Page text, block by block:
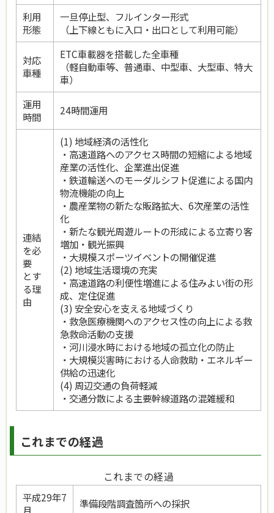
利用
形態
一旦停止型、フルインター形式
（上下線ともに入口・出口として利用可能）
対応
車種
ETC車載器を搭載した全車種
（軽自動車等、普通車、中型車、大型車、特大
車）
運用
時間
24時間運用
連結
を必
要
とす
る理
由
(1) 地域経済の活性化
・高速道路へのアクセス時間の短縮による地域
産業の活性化、企業進出促進
・鉄道輸送へのモーダルシフト促進による国内
物流機能の向上
・農産業物の新たな販路拡大、6次産業の活性
化
・新たな観光周遊ルートの形成による立寄り客
増加・観光振興
・大規模スポーツイベントの開催促進
(2) 地域生活環境の充実
・高速道路の利便性増進による住みよい街の形
成、定住促進
(3) 安全安心を支える地域づくり
・救急医療機関へのアクセス性の向上による救
急救命活動の支援
・河川浸水時における地域の孤立化の防止
・大規模災害時における人命救助・エネルギー
供給の迅速化
(4) 周辺交通の負荷軽減
・交通分散による主要幹線道路の混雑緩和
これまでの経過
これまでの経過
平成29年7
月
準備段階調査箇所への採択